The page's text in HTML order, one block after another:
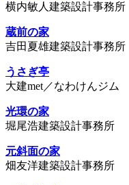
横内敏人建築設計事務所
蔵前の家
吉田夏雄建築設計事務所
うさぎ亭
大建met／なわけんジム
光環の家
堀尾浩建築設計事務所
元斜面の家
畑友洋建築設計事務所